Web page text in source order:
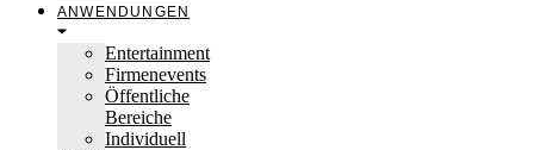
ANWENDUNGEN
Entertainment
Firmenevents
Öffentliche
Bereiche
Individuell